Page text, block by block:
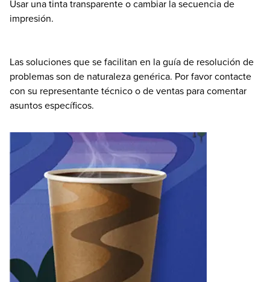
Usar una tinta transparente o cambiar la secuencia de
impresión.
Las soluciones que se facilitan en la guía de resolución de
problemas son de naturaleza genérica. Por favor contacte
con su representante técnico o de ventas para comentar
asuntos específicos.